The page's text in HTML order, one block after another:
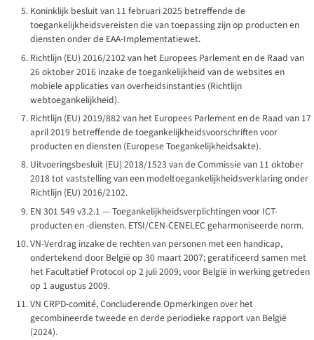
Koninklijk besluit van 11 februari 2025 betreffende de
toegankelijkheidsvereisten die van toepassing zijn op producten en
diensten onder de EAA-Implementatiewet.
Richtlijn (EU) 2016/2102 van het Europees Parlement en de Raad van
26 oktober 2016 inzake de toegankelijkheid van de websites en
mobiele applicaties van overheidsinstanties (Richtlijn
webtoegankelijkheid).
Richtlijn (EU) 2019/882 van het Europees Parlement en de Raad van 17
april 2019 betreffende de toegankelijkheidsvoorschriften voor
producten en diensten (Europese Toegankelijkheidsakte).
Uitvoeringsbesluit (EU) 2018/1523 van de Commissie van 11 oktober
2018 tot vaststelling van een modeltoegankelijkheidsverklaring onder
Richtlijn (EU) 2016/2102.
EN 301 549 v3.2.1 — Toegankelijkheidsverplichtingen voor ICT-
producten en -diensten. ETSI/CEN-CENELEC geharmoniseerde norm.
VN-Verdrag inzake de rechten van personen met een handicap,
ondertekend door België op 30 maart 2007; geratificeerd samen met
het Facultatief Protocol op 2 juli 2009; voor België in werking getreden
op 1 augustus 2009.
VN CRPD-comité, Concluderende Opmerkingen over het
gecombineerde tweede en derde periodieke rapport van België
(2024).